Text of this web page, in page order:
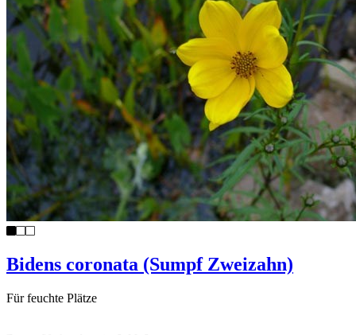
Bidens coronata (Sumpf Zweizahn)
Für feuchte Plätze